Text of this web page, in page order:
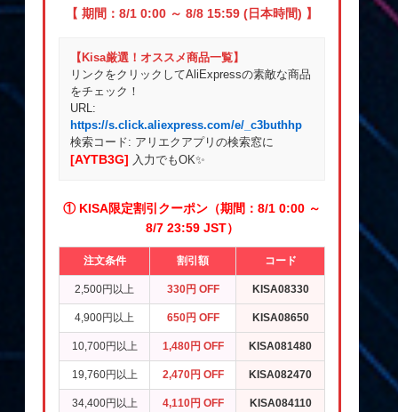
【 期間：8/1 0:00 ～ 8/8 15:59 (日本時間) 】
【Kisa厳選！オススメ商品一覧】
リンクをクリックしてAliExpressの素敵な商品
をチェック！
URL:
https://s.click.aliexpress.com/e/_c3buthhp
検索コード: アリエクアプリの検索窓に
[AYTB3G] 入力でもOK✨
① KISA限定割引クーポン（期間：8/1 0:00 ～
8/7 23:59 JST）
注文条件 割引額 コード
2,500円以上 330円 OFF KISA08330
4,900円以上 650円 OFF KISA08650
10,700円以上 1,480円 OFF KISA081480
19,760円以上 2,470円 OFF KISA082470
34,400円以上 4,110円 OFF KISA084110